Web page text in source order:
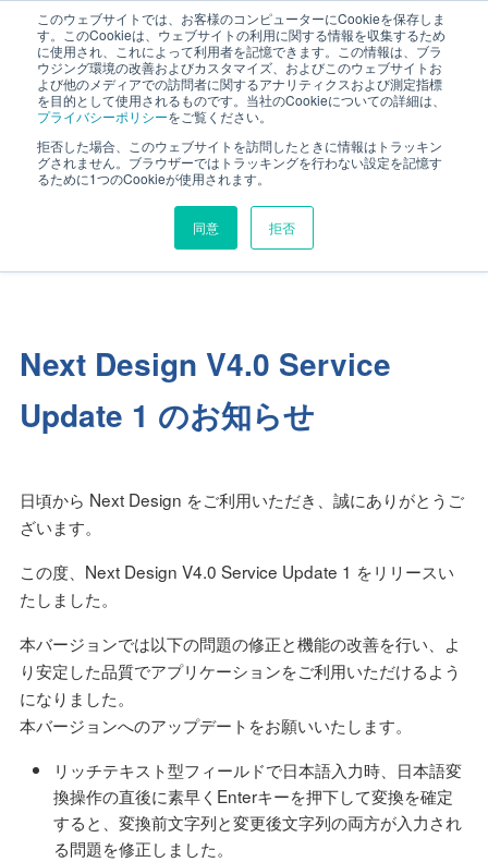
このウェブサイトでは、お客様のコンピューターにCookieを保存しま
す。このCookieは、ウェブサイトの利用に関する情報を収集するため
に使用され、これによって利用者を記憶できます。この情報は、ブラ
ウジング環境の改善およびカスタマイズ、およびこのウェブサイトお
よび他のメディアでの訪問者に関するアナリティクスおよび測定指標
を目的として使用されるものです。当社のCookieについての詳細は、
プライバシーポリシーをご覧ください。
拒否した場合、このウェブサイトを訪問したときに情報はトラッキン
グされません。ブラウザーではトラッキングを行わない設定を記憶す
るために1つのCookieが使用されます。
同意 拒否
NEWS
ニュース
2025-06-27
Next Design V4.0 Service
Update 1 のお知らせ
日頃から Next Design をご利用いただき、誠にありがとうご
ざいます。
この度、Next Design V4.0 Service Update 1 をリリースい
たしました。
本バージョンでは以下の問題の修正と機能の改善を行い、よ
り安定した品質でアプリケーションをご利用いただけるよう
になりました。
本バージョンへのアップデートをお願いいたします。
リッチテキスト型フィールドで日本語入力時、日本語変
換操作の直後に素早くEnterキーを押下して変換を確定
すると、変換前文字列と変更後文字列の両方が入力され
る問題を修正しました。